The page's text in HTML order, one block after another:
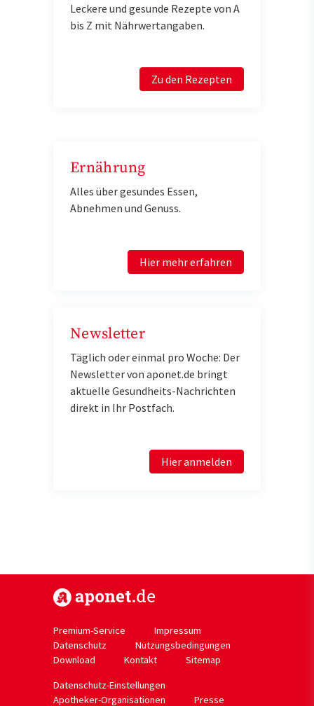
Leckere und gesunde Rezepte von A
bis Z mit Nährwertangaben.
Zu den Rezepten
Ernährung
Alles über gesundes Essen,
Abnehmen und Genuss.
Hier mehr erfahren
Newsletter
Täglich oder einmal pro Woche: Der
Newsletter von aponet.de bringt
aktuelle Gesundheits-Nachrichten
direkt in Ihr Postfach.
Hier anmelden
Premium-Service
Impressum
Datenschutz
Nutzungsbedingungen
Download
Kontakt
Sitemap
Datenschutz-Einstellungen
Apotheker-Organisationen
Presse